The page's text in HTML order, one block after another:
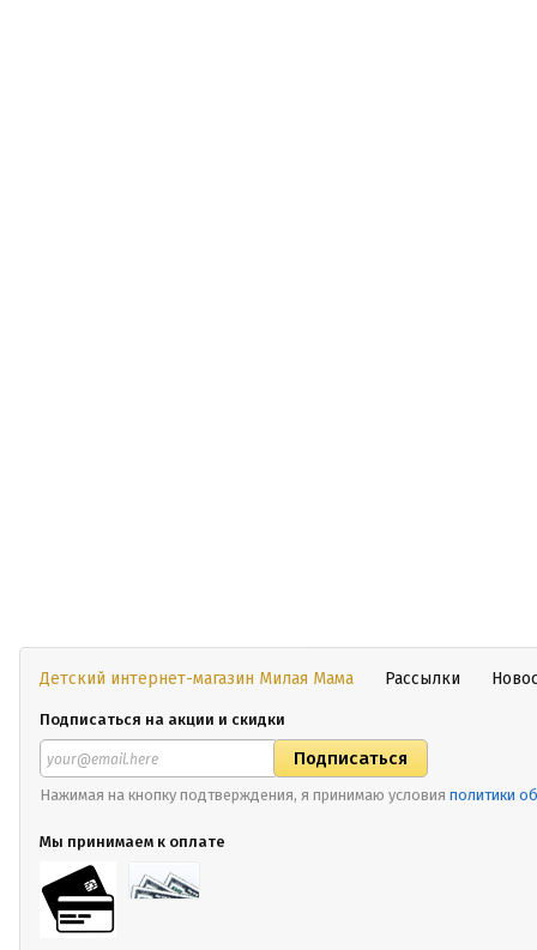
Детский интернет-магазин Милая Мама Рассылки
Подписаться на акции и скидки
Нажимая на кнопку подтверждения, я принимаю условия политики
Мы принимаем к оплате